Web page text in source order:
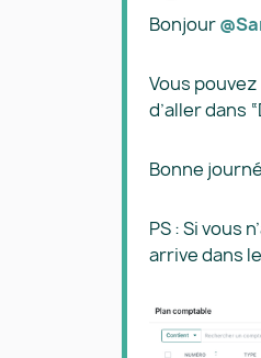
Bonjour
Vous
d’aller dans
Bonne
PS : Si vous
arrive dans